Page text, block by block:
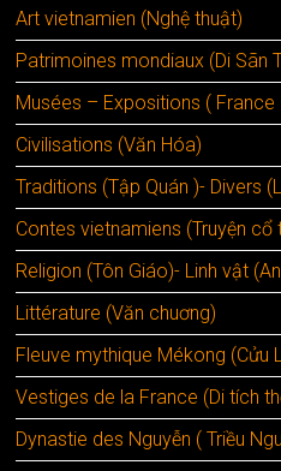
Art vietnamien (Nghệ thuật)
Patrimoines mondiaux (Di Sãn
Musées – Expositions ( France
Civilisations (Văn Hóa)
Traditions (Tập Quán )- Divers
Contes vietnamiens (Truyện cổ
Religion (Tôn Giáo)- Linh vật
Littérature (Văn chuơng)
Fleuve mythique Mékong (Cửu
Vestiges de la France (Di tích
Dynastie des Nguyễn ( Triều